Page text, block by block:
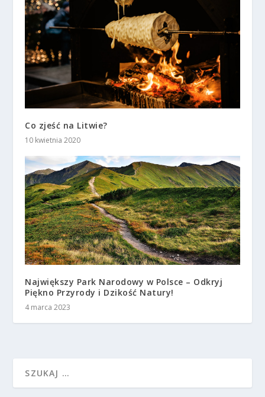
Co zjeść na Litwie?
10 kwietnia 2020
Największy Park Narodowy w Polsce – Odkryj
Piękno Przyrody i Dzikość Natury!
4 marca 2023